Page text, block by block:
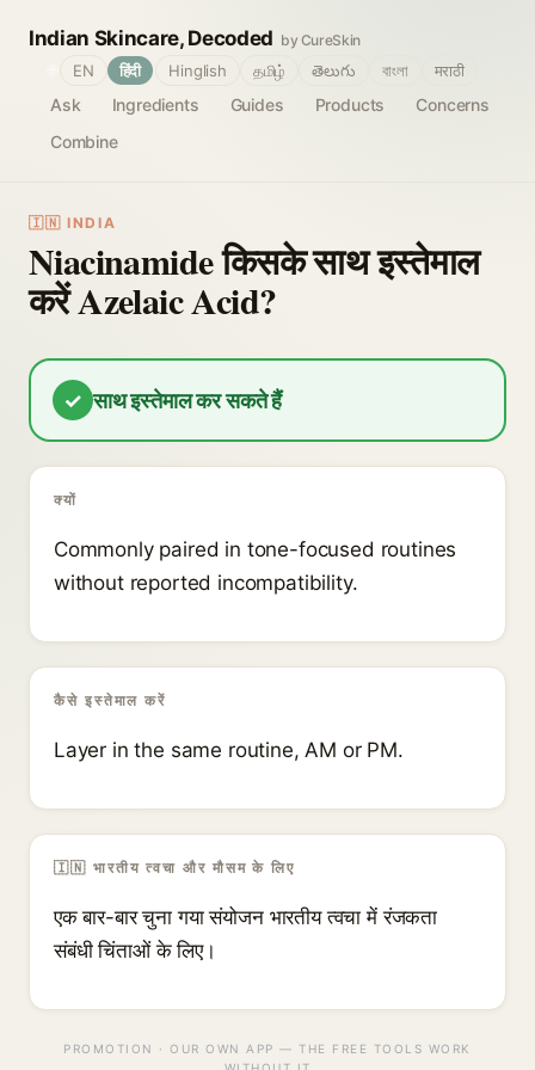
Indian Skincare, Decoded by CureSkin
Ask Ingredients Guides Products
Concerns
Combine
EN हिंदी Hinglish தமிழ் తెలుగు বাংলা मराठी
🇮🇳 INDIA
Niacinamide किसके साथ इस्तेमाल
करें Azelaic Acid?
✓ साथ इस्तेमाल कर सकते हैं
क्यों
Commonly paired in tone-focused routines
without reported incompatibility.
कैसे इस्तेमाल करें
Layer in the same routine, AM or PM.
🇮🇳 भारतीय त्वचा और मौसम के लिए
एक बार-बार चुना गया संयोजन भारतीय त्वचा में रंजकता
संबंधी चिंताओं के लिए।
PROMOTION · OUR OWN APP — THE FREE TOOLS WORK